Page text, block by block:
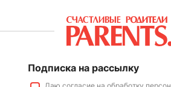
Подписка на рассылку